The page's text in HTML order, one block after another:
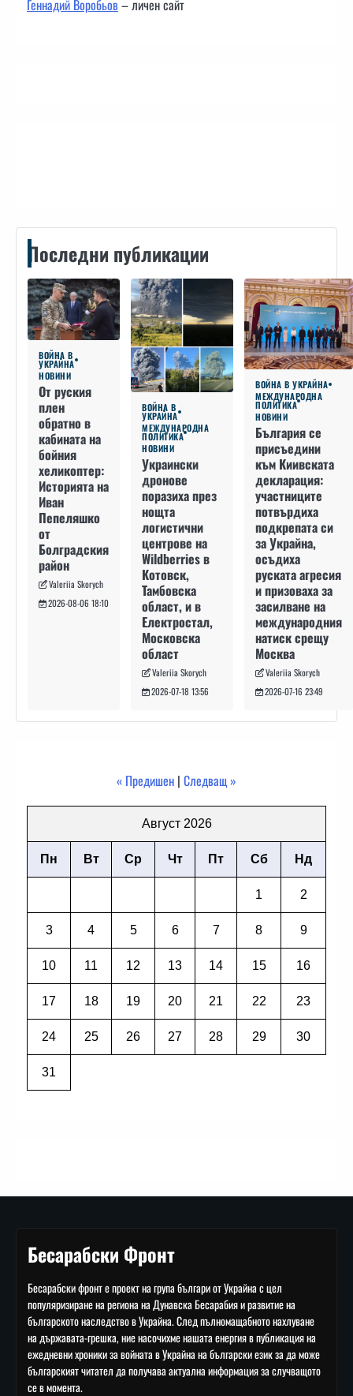
Геннадий Воробьов– личен сайт
Последни публикации
ВОЙНА В
УКРАЙНА
НОВИНИ
От руския
плен
обратно в
кабината на
бойния
хеликоптер:
Историята на
Иван
Пепеляшко
от
Болградския
район
Valeriia Skorych
2026-08-06 18:10
ВОЙНА В
УКРАЙНА
МЕЖДУНАРОДНА
ПОЛИТИКА
НОВИНИ
Украински
дронове
поразиха през
нощта
логистични
центрове на
Wildberries в
Котовск,
Тамбовска
област, и в
Електростал,
Московска
област
Valeriia Skorych
2026-07-18 13:56
ВОЙНА В УКРАЙНА
МЕЖДУНАРОДНА
ПОЛИТИКА
НОВИНИ
България се
присъедини
към Киивската
декларация:
участниците
потвърдиха
подкрепата си
за Украйна,
осъдиха
руската агресия
и призоваха за
засилване на
международния
натиск срещу
Москва
Valeriia Skorych
2026-07-16 23:49
« Предишен | Следващ »
Август 2026
Пн Вт Ср Чт Пт Сб Нд
1 2
3 4 5 6 7 8 9
10 11 12 13 14 15 16
17 18 19 20 21 22 23
24 25 26 27 28 29 30
31
Бесарабски Фронт
Бесарабски фронт е проект на група българи от Украйна с цел
популяризиране на региона на Дунавска Бесарабия и развитие на
българското наследство в Украйна. След пълномащабното нахлуване
на държавата-грешка, ние насочихме нашата енергия в публикация на
ежедневни хроники за войната в Украйна на български език за да може
българският читател да получава актуална информация за случващото
се в момента.